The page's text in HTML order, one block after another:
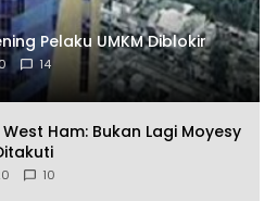
Pelaku UMKM Diblokir
14
Ham: Bukan Lagi Moyesy
10